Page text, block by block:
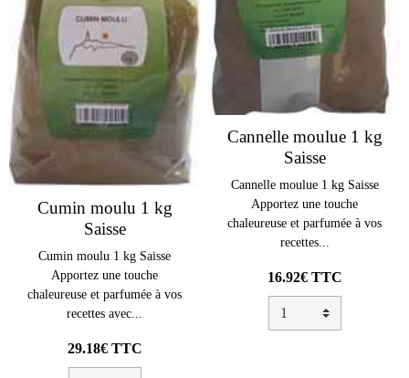
Cumin moulu 1 kg
Saisse
Cumin moulu 1 kg Saisse
Apportez une touche
chaleureuse et parfumée à vos
recettes avec...
29.18€ TTC
Cannelle moulue 1 kg
Saisse
Cannelle moulue 1 kg Saisse
Apportez une touche
chaleureuse et parfumée à vos
recettes...
16.92€ TTC